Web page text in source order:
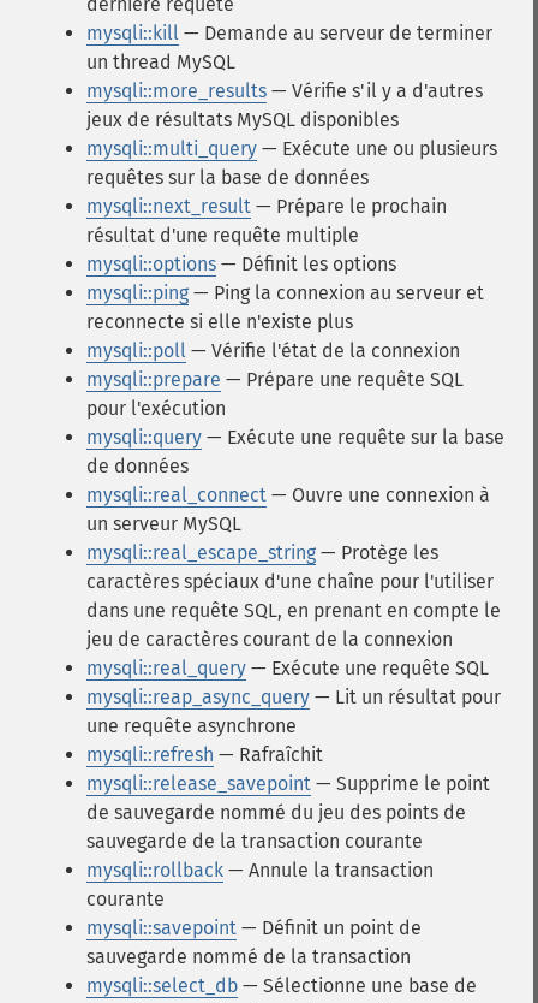
mysqli::kill — Demande au serveur de terminer
un thread MySQL
mysqli::more_results — Vérifie s'il y a d'autres
jeux de résultats MySQL disponibles
mysqli::multi_query — Exécute une ou plusieurs
requêtes sur la base de données
mysqli::next_result — Prépare le prochain
résultat d'une requête multiple
mysqli::options — Définit les options
mysqli::ping — Ping la connexion au serveur et
reconnecte si elle n'existe plus
mysqli::poll — Vérifie l'état de la connexion
mysqli::prepare — Prépare une requête SQL
pour l'exécution
mysqli::query — Exécute une requête sur la base
de données
mysqli::real_connect — Ouvre une connexion à
un serveur MySQL
mysqli::real_escape_string — Protège les
caractères spéciaux d'une chaîne pour l'utiliser
dans une requête SQL, en prenant en compte le
jeu de caractères courant de la connexion
mysqli::real_query — Exécute une requête SQL
mysqli::reap_async_query — Lit un résultat pour
une requête asynchrone
mysqli::refresh — Rafraîchit
mysqli::release_savepoint — Supprime le point
de sauvegarde nommé du jeu des points de
sauvegarde de la transaction courante
mysqli::rollback — Annule la transaction
courante
mysqli::savepoint — Définit un point de
sauvegarde nommé de la transaction
mysqli::select_db — Sélectionne une base de